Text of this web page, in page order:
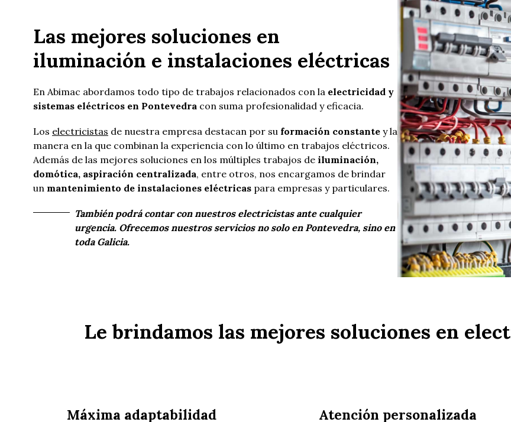
Las mejores soluciones en
iluminación e instalaciones eléctricas
En Abimac abordamos todo tipo de trabajos relacionados con la electricidad y
sistemas eléctricos en Pontevedra con suma profesionalidad y eficacia.
Los electricistas de nuestra empresa destacan por su formación constante y la
manera en la que combinan la experiencia con lo último en trabajos eléctricos.
Además de las mejores soluciones en los múltiples trabajos de iluminación,
domótica, aspiración centralizada, entre otros, nos encargamos de brindar
un mantenimiento de instalaciones eléctricas para empresas y particulares.
También podrá contar con nuestros electricistas ante cualquier
urgencia. Ofrecemos nuestros servicios no solo en Pontevedra, sino en
toda Galicia.
Le brindamos las mejores soluciones en
Máxima adaptabilidad Atención personalizada